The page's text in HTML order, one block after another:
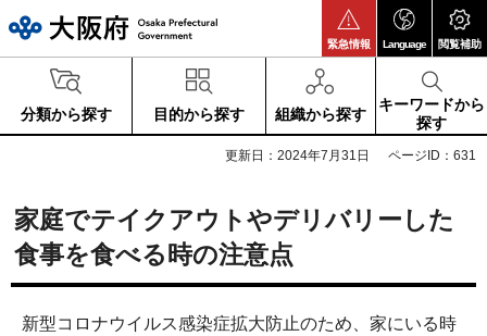
緊急情報 Language 閲覧補助
分類から探す 目的から探す 組織から探す
キーワードから
探す
更新日：2024年7月31日 ページID：631
家庭でテイクアウトやデリバリーした
食事を食べる時の注意点
新型コロナウイルス感染症拡大防止のため、家にいる時